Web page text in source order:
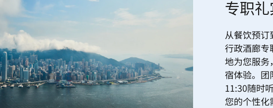
专职礼
从餐饮预
行政酒廊专
地为您服务
宿体验。团
11:30随时
您的个性化